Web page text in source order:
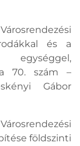
és a
70. szám –
Gábor
földszinti